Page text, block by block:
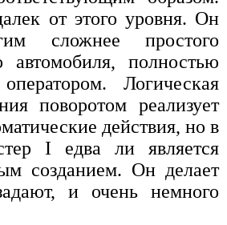
от этого уровня. Он
сложнее простого
автомобиля, полностью
Логическая
поворотом реализует
действия, но в
I едва ли является
созданием. Он делает
и очень немного